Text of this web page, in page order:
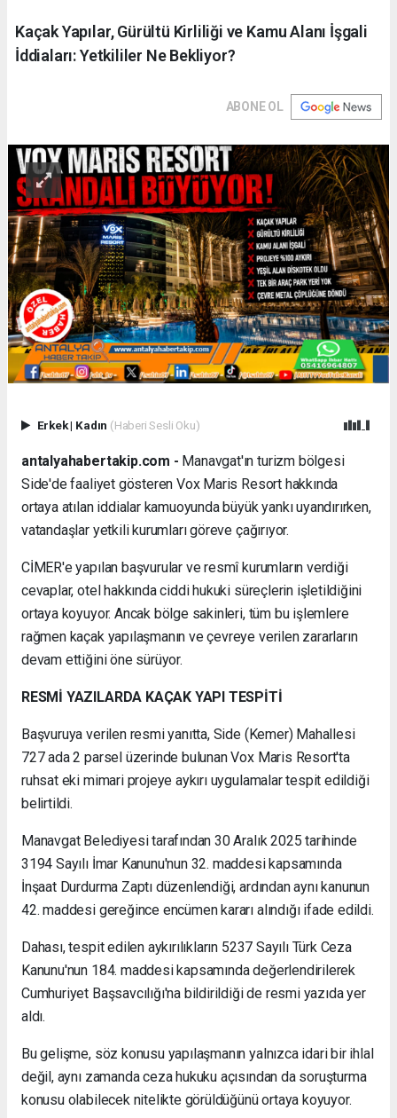
Kaçak Yapılar, Gürültü Kirliliği ve Kamu Alanı İşgali
İddiaları: Yetkililer Ne Bekliyor?
ABONE OL
Erkek| Kadın (Haberi Sesli Oku)
antalyahabertakip.com - Manavgat'ın turizm bölgesi
Side'de faaliyet gösteren Vox Maris Resort hakkında
ortaya atılan iddialar kamuoyunda büyük yankı uyandırırken,
vatandaşlar yetkili kurumları göreve çağırıyor.
CİMER'e yapılan başvurular ve resmî kurumların verdiği
cevaplar, otel hakkında ciddi hukuki süreçlerin işletildiğini
ortaya koyuyor. Ancak bölge sakinleri, tüm bu işlemlere
rağmen kaçak yapılaşmanın ve çevreye verilen zararların
devam ettiğini öne sürüyor.
RESMİ YAZILARDA KAÇAK YAPI TESPİTİ
Başvuruya verilen resmi yanıtta, Side (Kemer) Mahallesi
727 ada 2 parsel üzerinde bulunan Vox Maris Resort'ta
ruhsat eki mimari projeye aykırı uygulamalar tespit edildiği
belirtildi.
Manavgat Belediyesi tarafından 30 Aralık 2025 tarihinde
3194 Sayılı İmar Kanunu'nun 32. maddesi kapsamında
İnşaat Durdurma Zaptı düzenlendiği, ardından aynı kanunun
42. maddesi gereğince encümen kararı alındığı ifade edildi.
Dahası, tespit edilen aykırılıkların 5237 Sayılı Türk Ceza
Kanunu'nun 184. maddesi kapsamında değerlendirilerek
Cumhuriyet Başsavcılığı'na bildirildiği de resmi yazıda yer
aldı.
Bu gelişme, söz konusu yapılaşmanın yalnızca idari bir ihlal
değil, aynı zamanda ceza hukuku açısından da soruşturma
konusu olabilecek nitelikte görüldüğünü ortaya koyuyor.